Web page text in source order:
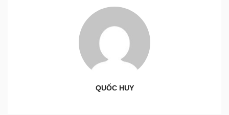
QUỐC HUY